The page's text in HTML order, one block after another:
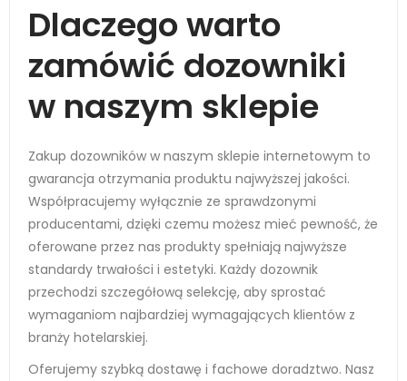
Dlaczego warto
zamówić dozowniki
w naszym sklepie
Zakup dozowników w naszym sklepie internetowym to
gwarancja otrzymania produktu najwyższej jakości.
Współpracujemy wyłącznie ze sprawdzonymi
producentami, dzięki czemu możesz mieć pewność, że
oferowane przez nas produkty spełniają najwyższe
standardy trwałości i estetyki. Każdy dozownik
przechodzi szczegółową selekcję, aby sprostać
wymaganiom najbardziej wymagających klientów z
branży hotelarskiej.
Oferujemy szybką dostawę i fachowe doradztwo. Nasz